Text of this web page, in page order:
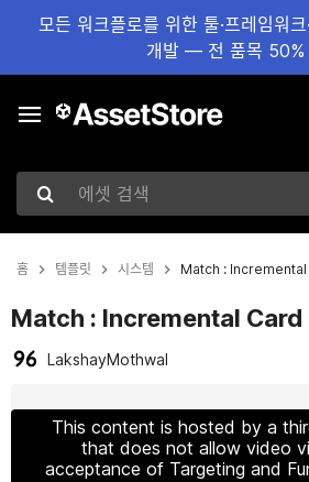
모든 워크플로를 위한 툴·프레임워크
개발 — 전 품목 50%
에셋 검색
홈 템플릿 시스템 Match :
Match : Incremental Card
LakshayMothwal
This content is hosted by a
that does not allow video
acceptance of Targeting and